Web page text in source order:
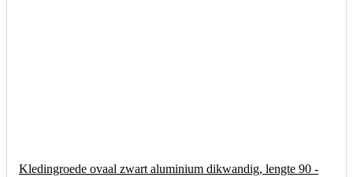
Kledingroede ovaal zwart aluminium dikwandig, lengte 90 -